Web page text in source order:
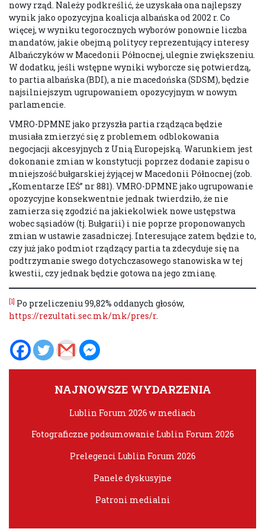
nowy rząd. Należy podkreślić, że uzyskała ona najlepszy
wynik jako opozycyjna koalicja albańska od 2002 r. Co
więcej, w wyniku tegorocznych wyborów ponownie liczba
mandatów, jakie obejmą politycy reprezentujący interesy
Albańczyków w Macedonii Północnej, ulegnie zwiększeniu.
W dodatku, jeśli wstępne wyniki wyborcze się potwierdzą,
to partia albańska (BDI), a nie macedońska (SDSM), będzie
najsilniejszym ugrupowaniem opozycyjnym w nowym
parlamencie.
VMRO-DPMNE jako przyszła partia rządząca będzie
musiała zmierzyć się z problemem odblokowania
negocjacji akcesyjnych z Unią Europejską. Warunkiem jest
dokonanie zmian w konstytucji poprzez dodanie zapisu o
mniejszość bułgarskiej żyjącej w Macedonii Północnej (zob.
„Komentarze IEŚ” nr 881). VMRO-DPMNE jako ugrupowanie
opozycyjne konsekwentnie jednak twierdziło, że nie
zamierza się zgodzić na jakiekolwiek nowe ustępstwa
wobec sąsiadów (tj. Bułgarii) i nie poprze proponowanych
zmian w ustawie zasadniczej. Interesujące zatem będzie to,
czy już jako podmiot rządzący partia ta zdecyduje się na
podtrzymanie swego dotychczasowego stanowiska w tej
kwestii, czy jednak będzie gotowa na jego zmianę.
[1] Po przeliczeniu 99,82% oddanych głosów,
https://rezultati.sec.mk/mk/pres/r.
NAJNOWSZE WYDARZENIA
Lublin Forum 2026 w mediach
Fotograficzne podsumowanie Lublin Forum 2026
Prelegenci Lublin Forum 2026
Panele dyskusyjne
Patroni medialni